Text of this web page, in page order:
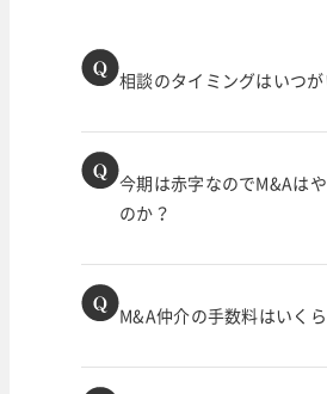
相談のタイミングはいつ
今期は赤字なのでM&Aは
のか？
M&A仲介の手数料はいく